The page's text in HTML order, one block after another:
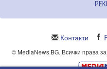
Контакти
© MediaNews.BG. Всички права